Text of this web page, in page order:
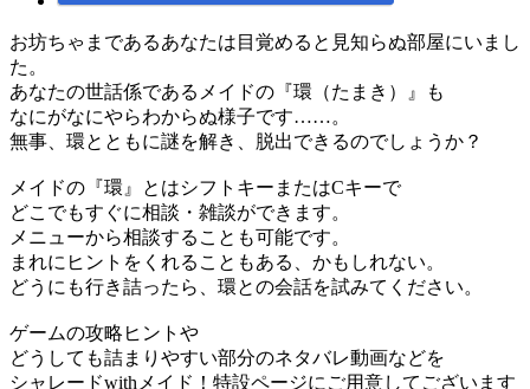
お坊ちゃまであるあなたは目覚めると見知らぬ部屋にいまし
た。
あなたの世話係であるメイドの『環（たまき）』も
なにがなにやらわからぬ様子です……。
無事、環とともに謎を解き、脱出できるのでしょうか？
メイドの『環』とはシフトキーまたはCキーで
どこでもすぐに相談・雑談ができます。
メニューから相談することも可能です。
まれにヒントをくれることもある、かもしれない。
どうにも行き詰ったら、環との会話を試みてください。
ゲームの攻略ヒントや
どうしても詰まりやすい部分のネタバレ動画などを
シャレードwithメイド！特設ページにご用意してございます